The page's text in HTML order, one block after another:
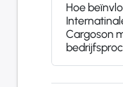
Hoe
Cargoson